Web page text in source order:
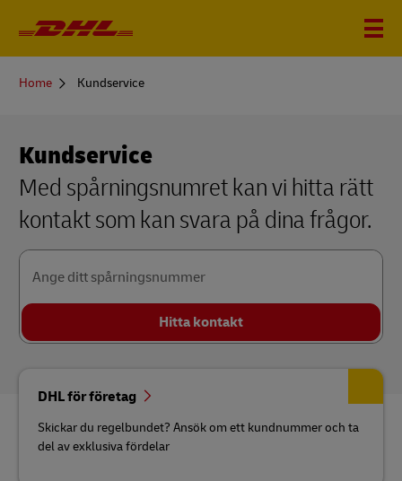
You
Home Kundservice
Kundservice
Med spårningsnumret kan vi hitta rätt
kontakt som kan svara på dina frågor.
Ange ditt spårningsnummer
Hitta kontakt
DHL för företag
Skickar du regelbundet? Ansök om ett kundnummer och ta
del av exklusiva fördelar